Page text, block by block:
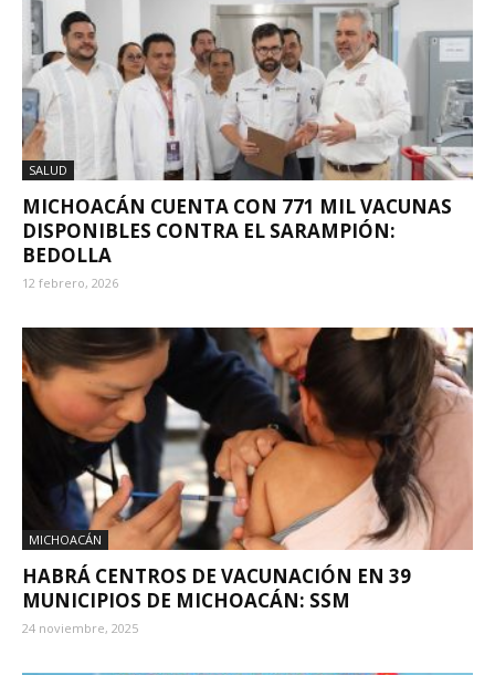
SALUD
MICHOACÁN CUENTA CON 771 MIL VACUNAS
DISPONIBLES CONTRA EL SARAMPIÓN:
BEDOLLA
12 febrero, 2026
MICHOACÁN
HABRÁ CENTROS DE VACUNACIÓN EN 39
MUNICIPIOS DE MICHOACÁN: SSM
24 noviembre, 2025